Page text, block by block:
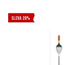
SLEVA 20%